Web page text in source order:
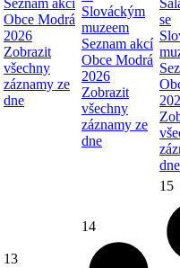
Seznam akcí
Obce Modrá
2026
Zobrazit
všechny
záznamy ze
dne
Slováckým
muzeem
Seznam akcí
Obce Modrá
2026
Zobrazit
všechny
záznamy ze
dne
se
dne
13
14
15